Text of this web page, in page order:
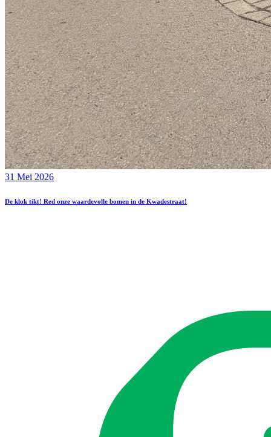
31 Mei 2026
De klok tikt! Red onze waardevolle bomen in de Kwadestraat!